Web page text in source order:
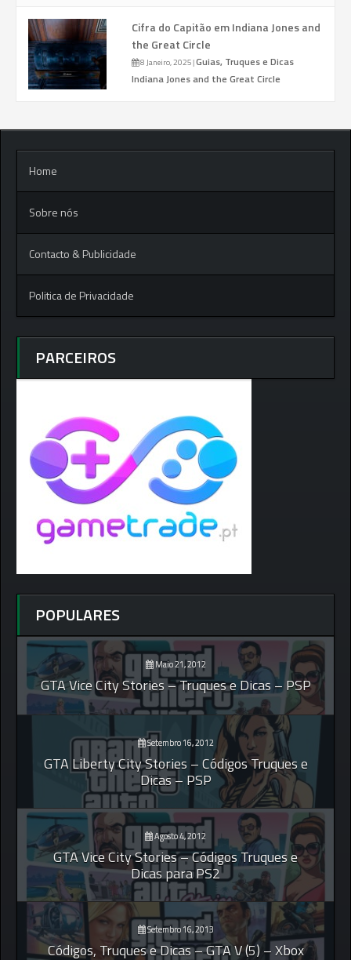
Cifra do Capitão em Indiana Jones and
the Great Circle
8 Janeiro, 2025|Guias, Truques e Dicas
Indiana Jones and the Great Circle
Home
Sobre nós
Contacto & Publicidade
Politica de Privacidade
PARCEIROS
POPULARES
Maio 21, 2012
GTA Vice City Stories – Truques e Dicas – PSP
Setembro 16, 2012
GTA Liberty City Stories – Códigos Truques e
Dicas – PSP
Agosto 4, 2012
GTA Vice City Stories – Códigos Truques e
Dicas para PS2
Setembro 16, 2013
Códigos, Truques e Dicas – GTA V (5) – Xbox